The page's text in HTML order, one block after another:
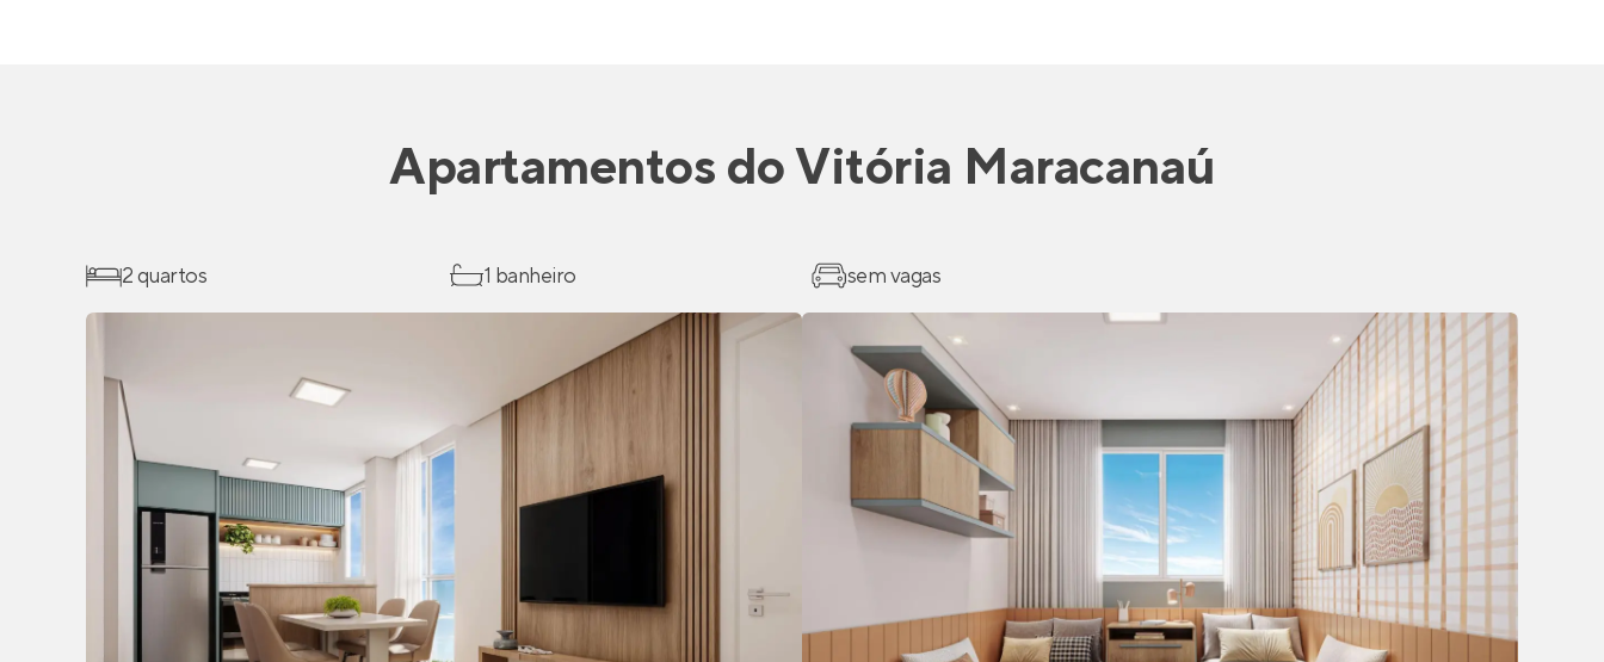
Apartamentos doVitória Maracanaú
2 quartos 1 banheiro sem vagas